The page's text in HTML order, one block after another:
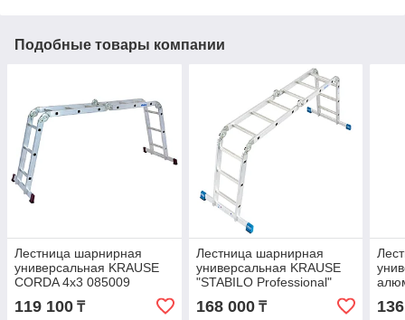
Подобные товары компании
Лестница шарнирная
универсальная KRAUSE
CORDA 4х3 085009
119 100 ₸
Лестница шарнирная
универсальная KRAUSE
"STABILO Professional"
4х3 123510
168 000₸
4х3